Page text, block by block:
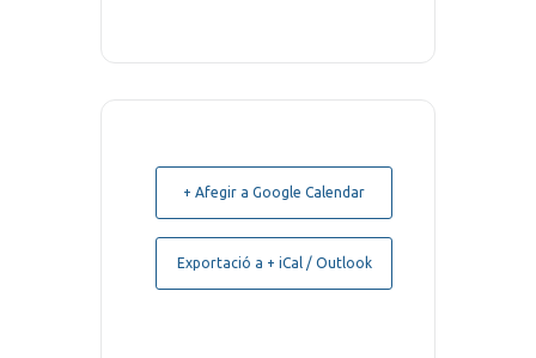
+ Afegir a Google Calendar
Exportació a + iCal / Outlook